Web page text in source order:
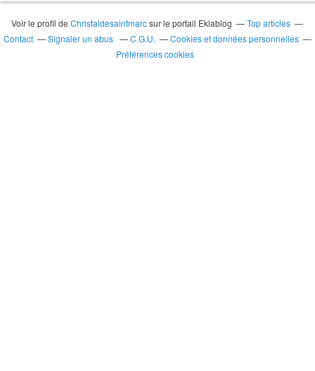
Voir le profil deChristaldesaintmarcsur le portail Eklablog
Top articles
Contact
Signaler un abus C.G.U.
Cookies et données personnelles
Préférences cookies